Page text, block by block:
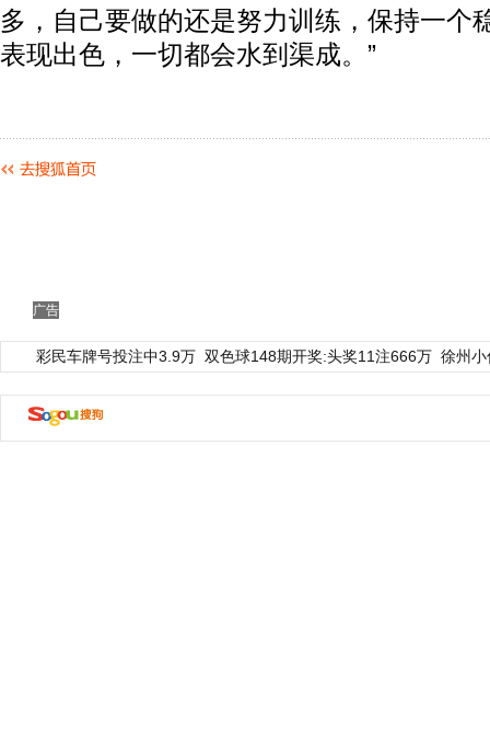
多，自己要做的还是努力训练，保持一个
表现出色，一切都会水到渠成。”
广告
彩民车牌号投注中3.9万 双色球148期开奖:头奖11注666万 徐州